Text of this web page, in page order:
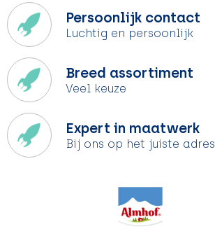
Persoonlijk contact
Luchtig en persoonlijk
Breed assortiment
Veel keuze
Expert in maatwerk
Bij ons op het juiste adres